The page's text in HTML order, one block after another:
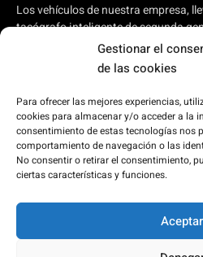
Gestionar el
de las cookies
Para ofrecer las mejores experiencias,
cookies para almacenar y/o acceder a la
consentimiento de estas tecnologías nos
comportamiento de navegación o las
No consentir o retirar el consentimiento,
ciertas características y funciones.
Aceptar
Los vehículos de nuestra empresa,
tacógrafo inteligente de segunda
plan de ayudas a autónomos y
transporte por carretera, regulado
de 25 de octubre, por el que se
comunidades autónomas y a las
ayudas para la modernización de
transporte de viajeros prestadoras
carretera y de empresas privadas
de mercancías por carretera, en el
Recuperación, Transformación y